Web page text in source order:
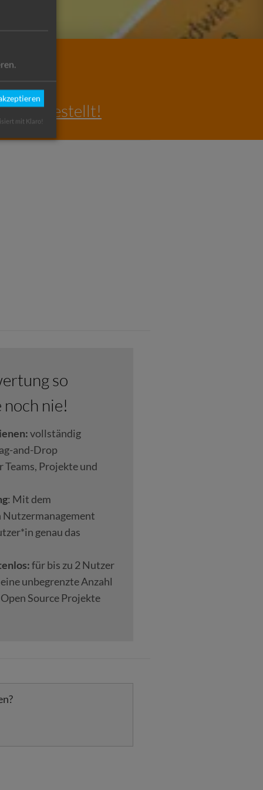
eingestellt!
so
nie!
vollständig
and-Drop
Teams, Projekte und
: Mit dem
genau das
für bis zu 2 Nutzer
unbegrenzte Anzahl
Source Projekte
mit Klaro!